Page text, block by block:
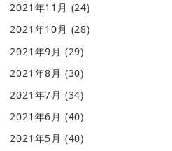
2021年11月 (24)
2021年10月 (28)
2021年9月 (29)
2021年8月 (30)
2021年7月 (34)
2021年6月 (40)
2021年5月 (40)